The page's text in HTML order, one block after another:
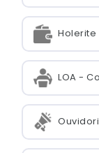
Holerite
LOA -